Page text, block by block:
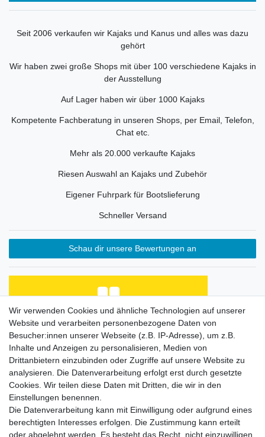
Seit 2006 verkaufen wir Kajaks und Kanus und alles was dazu
gehört
Wir haben zwei große Shops mit über 100 verschiedene Kajaks in
der Ausstellung
Auf Lager haben wir über 1000 Kajaks
Kompetente Fachberatung in unseren Shops, per Email, Telefon,
Chat etc.
Mehr als 20.000 verkaufte Kajaks
Riesen Auswahl an Kajaks und Zubehör
Eigener Fuhrpark für Bootslieferung
Schneller Versand
Schau dir unsere Bewertungen an
Habe Angelkayak gekauft, bin mit Abwicklung und
Preis zufrieden. Was fehlt, ist eine Beschreibung
Horst L., Steinach
Datum der Veröffentlichung: 26.07.2026
Datum der Kauferfahrung: 16.07.2026
Wir verwenden Cookies und ähnliche Technologien auf unserer
Website und verarbeiten personenbezogene Daten von
Besucher:innen unserer Webseite (z.B. IP-Adresse), um z.B.
Inhalte und Anzeigen zu personalisieren, Medien von
Drittanbietern einzubinden oder Zugriffe auf unsere Website zu
analysieren. Die Datenverarbeitung erfolgt erst durch gesetzte
Cookies. Wir teilen diese Daten mit Dritten, die wir in den
Einstellungen benennen.
Die Datenverarbeitung kann mit Einwilligung oder aufgrund eines
berechtigten Interesses erfolgen. Die Zustimmung kann erteilt
oder abgelehnt werden. Es besteht das Recht, nicht einzuwilligen